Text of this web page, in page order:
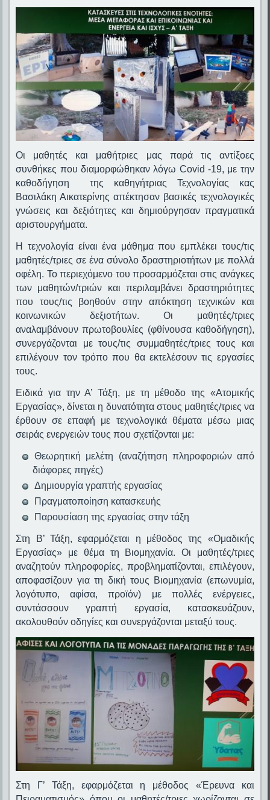
Οι μαθητές και μαθήτριες μας παρά τις αντίξοες
συνθήκες που διαμορφώθηκαν λόγω Covid -19, με την
καθοδήγηση της καθηγήτριας Τεχνολογίας κας
Βασιλάκη Αικατερίνης απέκτησαν βασικές τεχνολογικές
γνώσεις και δεξιότητες και δημιούργησαν πραγματικά
αριστουργήματα.
Η τεχνολογία είναι ένα μάθημα που εμπλέκει τους/τις
μαθητές/τριες σε ένα σύνολο δραστηριοτήτων με πολλά
οφέλη. Το περιεχόμενο του προσαρμόζεται στις ανάγκες
των μαθητών/τριών και περιλαμβάνει δραστηριότητες
που τους/τις βοηθούν στην απόκτηση τεχνικών και
κοινωνικών δεξιοτήτων. Οι μαθητές/τριες
αναλαμβάνουν πρωτοβουλίες (φθίνουσα καθοδήγηση),
συνεργάζονται με τους/τις συμμαθητές/τριες τους και
επιλέγουν τον τρόπο που θα εκτελέσουν τις εργασίες
τους.
Ειδικά για την Α’ Τάξη, με τη μέθοδο της «Ατομικής
Εργασίας», δίνεται η δυνατότητα στους μαθητές/τριες να
έρθουν σε επαφή με τεχνολογικά θέματα μέσω μιας
σειράς ενεργειών τους που σχετίζονται με:
Θεωρητική μελέτη (αναζήτηση πληροφοριών από
διάφορες πηγές)
Δημιουργία γραπτής εργασίας
Πραγματοποίηση κατασκευής
Παρουσίαση της εργασίας στην τάξη
Στη Β’ Τάξη, εφαρμόζεται η μέθοδος της «Ομαδικής
Εργασίας» με θέμα τη Βιομηχανία. Οι μαθητές/τριες
αναζητούν πληροφορίες, προβληματίζονται, επιλέγουν,
αποφασίζουν για τη δική τους Βιομηχανία (επωνυμία,
λογότυπο, αφίσα, προϊόν) με πολλές ενέργειες,
συντάσσουν γραπτή εργασία, κατασκευάζουν,
ακολουθούν οδηγίες και συνεργάζονται μεταξύ τους.
Στη Γ’ Τάξη, εφαρμόζεται η μέθοδος «Έρευνα και